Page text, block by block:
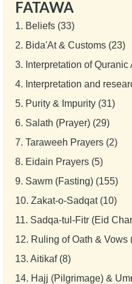
FATAWA
1. Beliefs (33)
2. Bida'At & Customs (23)
3. Interpretation of Quranic
4. Interpretation and
5. Purity & Impurity (31)
6. Salath (Prayer) (29)
7. Taraweeh Prayers (2)
8. Eidain Prayers (5)
9. Sawm (Fasting) (155)
10. Zakat-o-Sadqat (10)
11. Sadqa-tul-Fitr (Eid
12. Ruling of Oath & Vows
13. Aitikaf (8)
14. Hajj (Pilgrimage) &